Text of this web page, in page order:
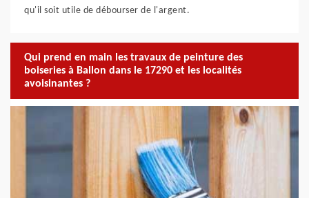
qu'il soit utile de débourser de l'argent.
Qui prend en main les travaux de peinture des
boiseries à Ballon dans le 17290 et les localités
avoisinantes ?